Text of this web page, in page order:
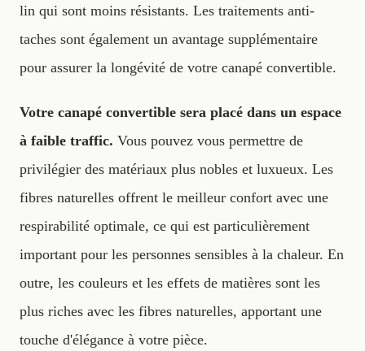
lin qui sont moins résistants. Les traitements anti-
taches sont également un avantage supplémentaire
pour assurer la longévité de votre canapé convertible.‍
Votre canapé convertible sera placé dans un espace
à faible traffic. Vous pouvez vous permettre de
privilégier des matériaux plus nobles et luxueux. Les
fibres naturelles offrent le meilleur confort avec une
respirabilité optimale, ce qui est particulièrement
important pour les personnes sensibles à la chaleur. En
outre, les couleurs et les effets de matières sont les
plus riches avec les fibres naturelles, apportant une
touche d'élégance à votre pièce.